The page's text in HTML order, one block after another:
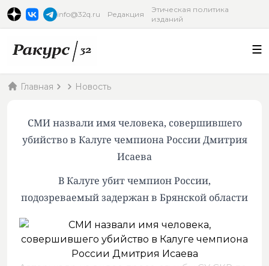
info@32q.ru Редакция
Этическая политика
изданий
Главная Новость
СМИ назвали имя человека, совершившего
убийство в Калуге чемпиона России Дмитрия
Исаева
В Калуге убит чемпион России,
подозреваемый задержан в Брянской области